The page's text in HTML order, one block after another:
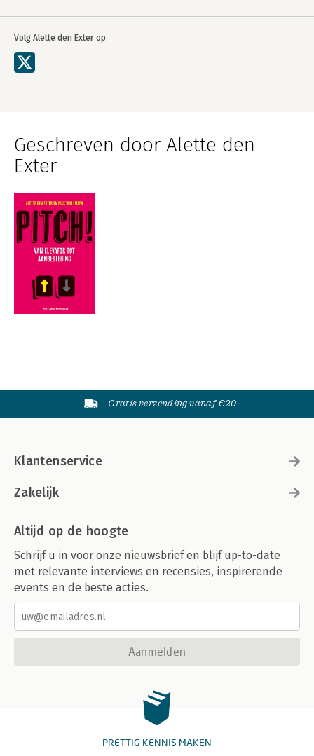
Volg Alette den Exter op
Geschreven door Alette den
Exter
Gratis verzending vanaf €20
Klantenservice
Zakelijk
Altijd op de hoogte
Schrijf u in voor onze nieuwsbrief en blijf up-to-date
met relevante interviews en recensies, inspirerende
events en de beste acties.
Aanmelden
PRETTIG KENNIS MAKEN